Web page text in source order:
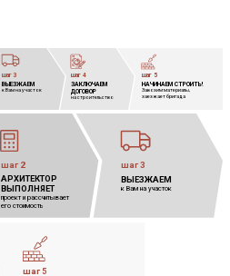
ВЫЕЗЖАЕМ
к Вам на участок
шаг 3
НАЧИНАЕМ СТРОИТЬ!
Завозим материалы,
заезжает бригада
шаг 5
ЗАКЛЮЧАЕМ
ДОГОВОР
на строительство
шаг 4
АРХИТЕКТОР
ВЫПОЛНЯЕТ
проект и рассчитывает
его стоимость
шаг 2
ВЫЕЗЖАЕМ
к Вам на участок
шаг 3
шаг 5